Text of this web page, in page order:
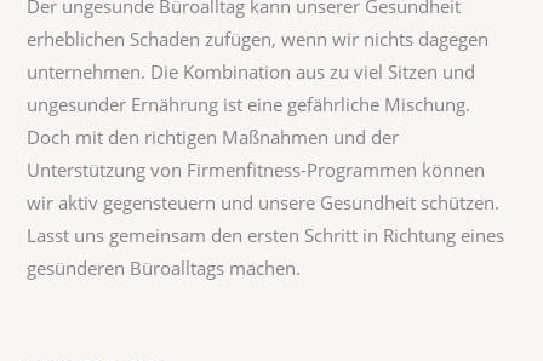
Der ungesunde Büroalltag kann unserer Gesundheit
erheblichen Schaden zufügen, wenn wir nichts dagegen
unternehmen. Die Kombination aus zu viel Sitzen und
ungesunder Ernährung ist eine gefährliche Mischung.
Doch mit den richtigen Maßnahmen und der
Unterstützung von Firmenfitness-Programmen können
wir aktiv gegensteuern und unsere Gesundheit schützen.
Lasst uns gemeinsam den ersten Schritt in Richtung eines
gesünderen Büroalltags machen.